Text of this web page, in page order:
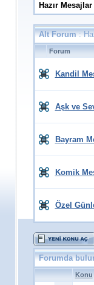
Hazır Mesajlar
Alt Forum:
Forum
Kandil
Aşk ve
Bayram
Komik
Özel
Forumda
Konu